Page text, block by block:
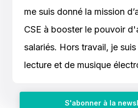
me suis donné la mission
CSE à booster le pouvoir
salariés. Hors travail, je
lecture et de musique
S'abonner à la